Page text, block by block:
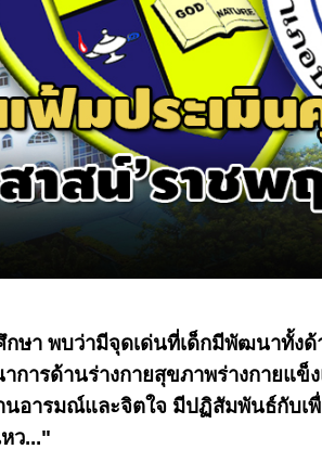
กษา พบว่ามีจุดเด่นที่เด็กมีพัฒนาทั้ง
ารด้านร่างกายสุขภาพร่างกายแข็
อารมณ์และจิตใจ มีปฏิสัมพันธ์กับ
ว..."